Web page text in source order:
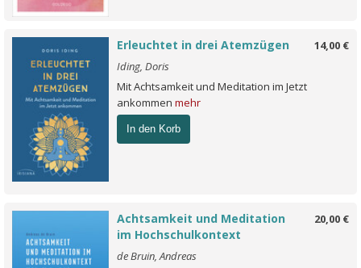
14,00 €
Erleuchtet in drei Atemzügen
Iding, Doris
Mit Achtsamkeit und Meditation im Jetzt
ankommen mehr
In den Korb
20,00 €
Achtsamkeit und Meditation
im Hochschulkontext
de Bruin, Andreas